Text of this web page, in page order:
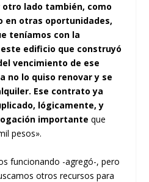
otro lado también, como
en otras oportunidades,
teníamos con la
edificio que construyó
vencimiento de ese
no lo quiso renovar y se
Ese contrato ya
lógicamente, y
importante que
pesos».
funcionando -agregó-, pero
otros recursos para